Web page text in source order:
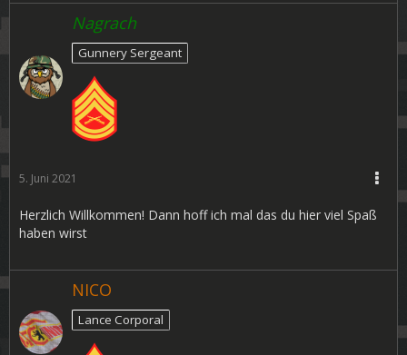
Nagrach
Gunnery Sergeant
5. Juni 2021
Herzlich Willkommen! Dann hoff ich mal das du hier viel Spaß
haben wirst
NICO
Lance Corporal